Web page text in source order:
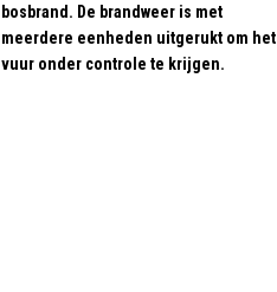
bosbrand. De brandweer is met
meerdere eenheden uitgerukt om het
vuur onder controle te krijgen.